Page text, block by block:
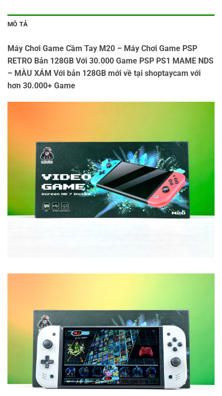
MÔ TẢ
Máy Chơi Game Cầm Tay M20 – Máy Chơi Game PSP
RETRO Bản 128GB Với 30.000 Game PSP PS1 MAME NDS
– MÀU XÁM Với bản 128GB mới về tại shoptaycam với
hơn 30.000+ Game